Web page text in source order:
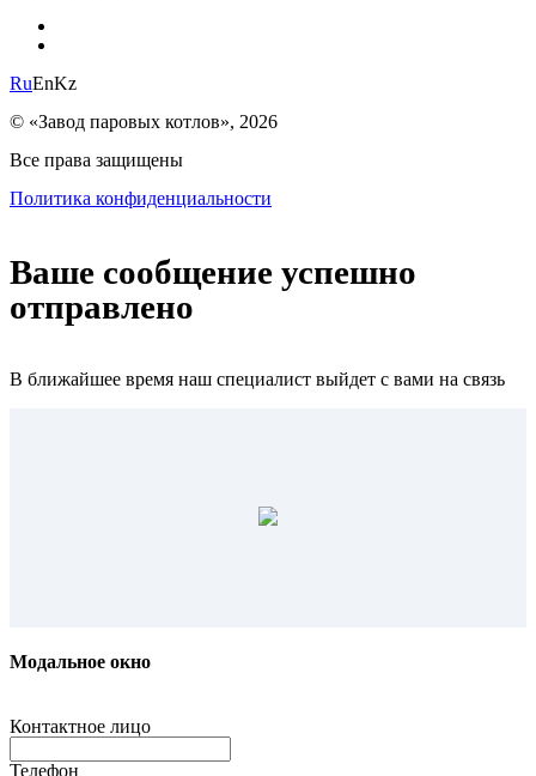
RuEnKz
© «Завод паровых котлов», 2026
Все права защищены
Политика конфиденциальности
Ваше сообщение успешно
отправлено
В ближайшее время наш специалист выйдет с вами на связь
Модальное окно
Контактное лицо
Телефон